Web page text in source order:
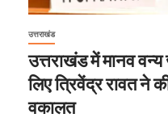
उत्तराखंड
उत्तराखंड में मानव
लिए त्रिवेंद्र रावत ने
वकालत